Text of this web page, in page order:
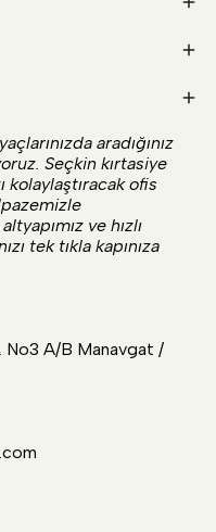
aradığınız
Seçkin kırtasiye
kolaylaştıracak ofis
ve hızlı
tek tıkla kapınıza
No3 A/B Manavgat /